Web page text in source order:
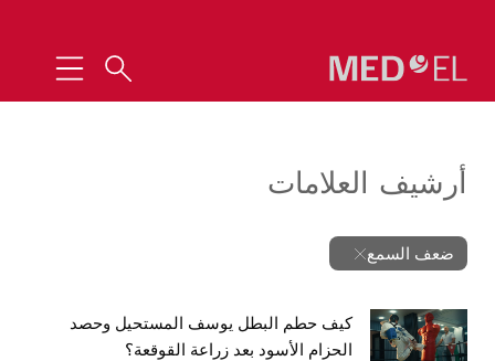
أرشيف العلامات
ضعف السمع
كيف حطم البطل يوسف المستحيل وحصد
الحزام الأسود بعد زراعة القوقعة؟